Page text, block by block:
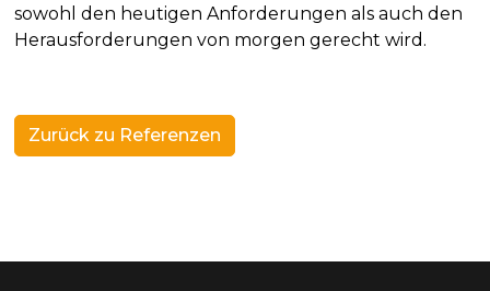
sowohl den heutigen Anforderungen als auch den
Herausforderungen von morgen gerecht wird.
Zurück zu Referenzen